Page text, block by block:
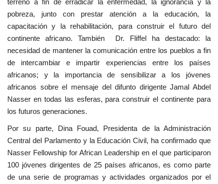
pobreza, junto con prestar atención a la educación, la
capacitación y la rehabilitación, para construir el futuro del
continente africano. También Dr. Fliffel ha destacado: la
necesidad de mantener la comunicación entre los pueblos a fin
de intercambiar e impartir experiencias entre los países
africanos; y la importancia de sensibilizar a los jóvenes
africanos sobre el mensaje del difunto dirigente Jamal Abdel
Nasser en todas las esferas, para construir el continente para
los futuros generaciones.
Por su parte, Dina Fouad, Presidenta de la Administración
Central del Parlamento y la Educación Civil, ha confirmado que
Nasser Fellowship for African Leadership en el que participaron
100 jóvenes dirigentes de 25 países africanos, es como parte
de una serie de programas y actividades organizados por el